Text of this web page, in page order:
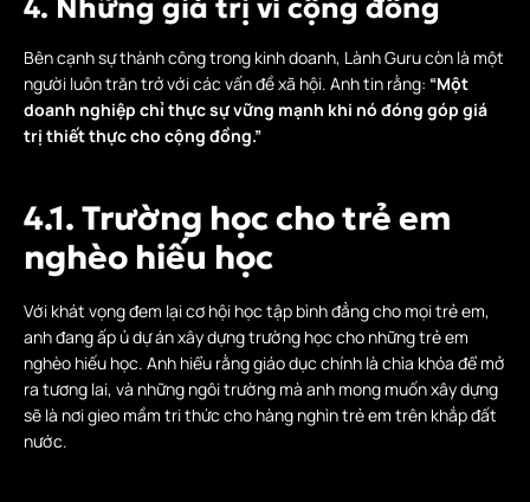
4. Những giá trị vì cộng đồng
Bên cạnh sự thành công trong kinh doanh, Lành Guru còn là một
người luôn trăn trở với các vấn đề xã hội. Anh tin rằng: “Một
doanh nghiệp chỉ thực sự vững mạnh khi nó đóng góp giá
trị thiết thực cho cộng đồng.”
4.1. Trường học cho trẻ em
nghèo hiếu học
Với khát vọng đem lại cơ hội học tập bình đẳng cho mọi trẻ em,
anh đang ấp ủ dự án xây dựng trường học cho những trẻ em
nghèo hiếu học. Anh hiểu rằng giáo dục chính là chìa khóa để mở
ra tương lai, và những ngôi trường mà anh mong muốn xây dựng
sẽ là nơi gieo mầm tri thức cho hàng nghìn trẻ em trên khắp đất
nước.